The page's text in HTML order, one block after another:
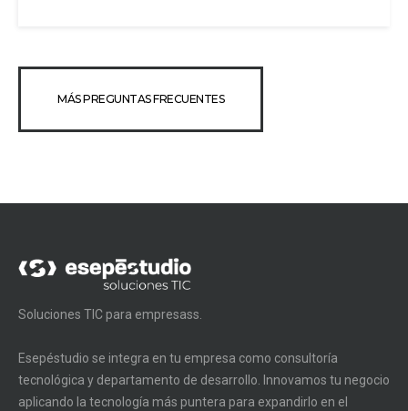
MÁS PREGUNTAS FRECUENTES
Soluciones TIC para empresass.
Esepéstudio se integra en tu empresa como consultoría
tecnológica y departamento de desarrollo. Innovamos tu negocio
aplicando la tecnología más puntera para expandirlo en el